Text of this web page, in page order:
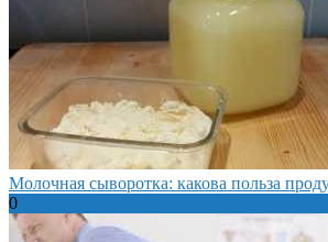
Молочная сыворотка: какова польза
0